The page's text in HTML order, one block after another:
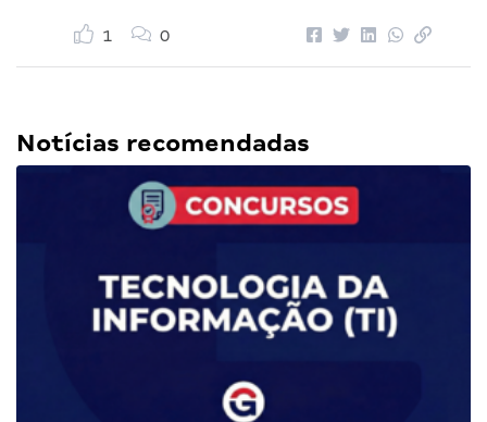
1 0
Notícias recomendadas